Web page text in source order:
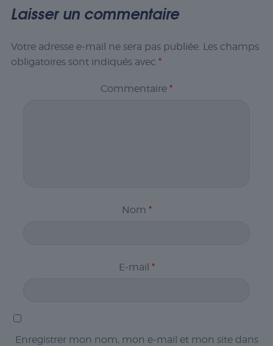
Laisser un commentaire
Votre adresse e-mail ne sera pas publiée. Les champs
obligatoires sont indiqués avec *
Commentaire *
Nom *
E-mail *
Enregistrer mon nom, mon e-mail et mon site dans